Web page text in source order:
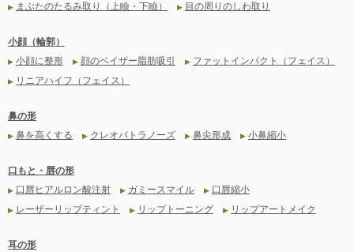
▶ まぶたのたるみ取り（上瞼・下瞼） ▶ 目の周りのしわ取り
小顔（輪郭）
▶ 小顔に整形 ▶ 顔のベイザー脂肪吸引 ▶ ファットインパクト（フェイス）
▶ リニアハイフ（フェイス）
鼻の形
▶ 鼻を高くする ▶ クレオパトラノーズ ▶ 鼻尖形成 ▶ 小鼻縮小
口もと・唇の形
▶ 口唇ヒアルロン酸注射 ▶ ガミースマイル ▶ 口唇縮小
▶ レーザーリップティント ▶ リップトーニング ▶ リップアートメイク
耳の形